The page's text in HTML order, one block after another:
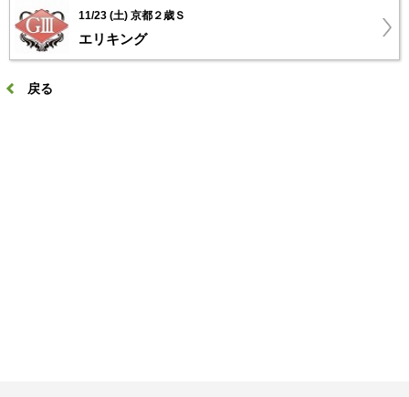
11/23 (土) 京都２歳Ｓ
エリキング
戻る